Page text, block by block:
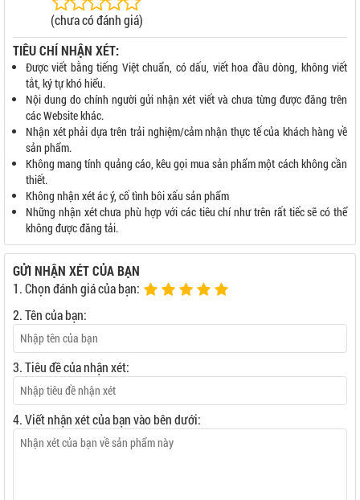
(chưa có đánh giá)
TIÊU CHÍ NHẬN XÉT:
Được viết bằng tiếng Việt chuẩn, có dấu, viết hoa đầu dòng, không viết
tắt, ký tự khó hiểu.
Nội dung do chính người gửi nhận xét viết và chưa từng được đăng trên
các Website khác.
Nhận xét phải dựa trên trải nghiệm/cảm nhận thực tế của khách hàng về
sản phẩm.
Không mang tính quảng cáo, kêu gọi mua sản phẩm một cách không cần
thiết.
Không nhận xét ác ý, cố tình bôi xấu sản phẩm
Những nhận xét chưa phù hợp với các tiêu chí như trên rất tiếc sẽ có thể
không được đăng tải.
GỬI NHẬN XÉT CỦA BẠN
1. Chọn đánh giá của bạn:
2. Tên của bạn:
3. Tiêu đề của nhận xét:
4. Viết nhận xét của bạn vào bên dưới: